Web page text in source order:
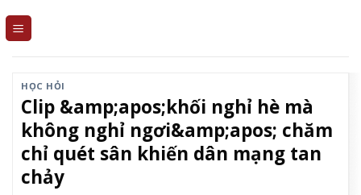
HỌC HỎI
Clip &amp;apos;khối nghỉ hè mà
không nghỉ ngơi&amp;apos; chăm
chỉ quét sân khiến dân mạng tan
chảy